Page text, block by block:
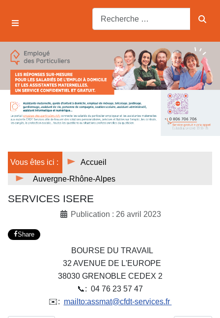
Vous êtes ici :
Accueil
Auvergne-Rhône-Alpes
SERVICES ISERE
Publication : 26 avril 2023
Share
BOURSE DU TRAVAIL
32 AVENUE DE L'EUROPE
38030 GRENOBLE CEDEX 2
📞: 04 76 23 57 47
✉️: mailto:assmat@cfdt-services.fr